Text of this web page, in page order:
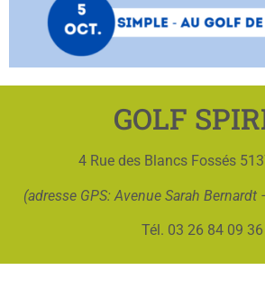
GOLF
4 Rue des Blancs Fossés
(adresse GPS: Avenue Sarah
Tél. 03 26 84 09 36